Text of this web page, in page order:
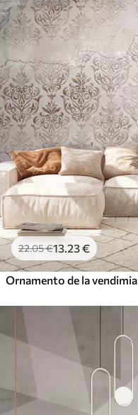
22.05€13.23€
Ornamento de la vendimia